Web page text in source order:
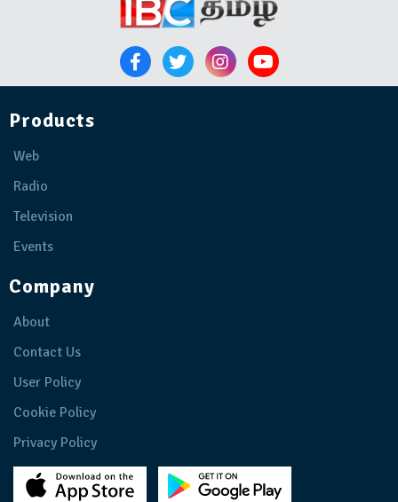
Products
Web
Radio
Television
Events
Company
About
Contact Us
User Policy
Cookie Policy
Privacy Policy